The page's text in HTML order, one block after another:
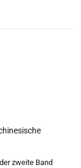
zweite Band